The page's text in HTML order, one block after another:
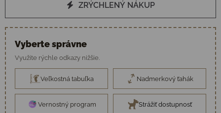
ZRÝCHLENÝ NÁKUP
Vyberte správne
Využite rýchle odkazy nižšie.
Veľkostná tabuľka Nadmerkový ťahák
Vernostný program Strážiť dostupnosť